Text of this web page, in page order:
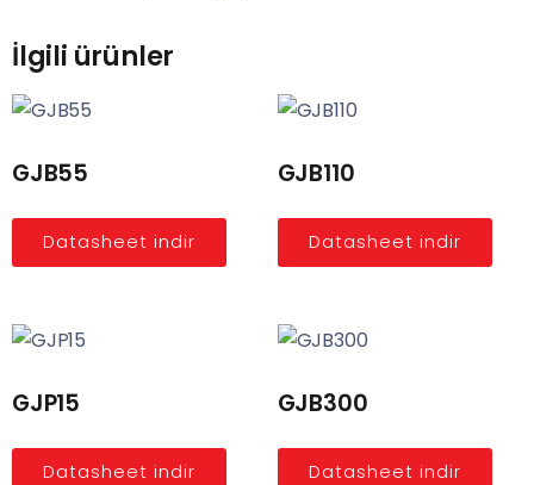
İlgili ürünler
GJB55
Datasheet indir
GJB110
Datasheet indir
GJP15
Datasheet indir
GJB300
Datasheet indir